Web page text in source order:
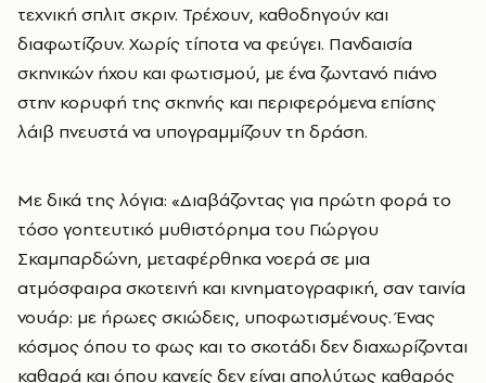
τεχνική σπλιτ σκριν. Τρέχουν, καθοδηγούν και
διαφωτίζουν. Χωρίς τίποτα να φεύγει. Πανδαισία
σκηνικών ήχου και φωτισμού, με ένα ζωντανό πιάνο
στην κορυφή της σκηνής και περιφερόμενα επίσης
λάιβ πνευστά να υπογραμμίζουν τη δράση.
Με δικά της λόγια: «Διαβάζοντας για πρώτη φορά το
τόσο γοητευτικό μυθιστόρημα του Γιώργου
Σκαμπαρδώνη, μεταφέρθηκα νοερά σε μια
ατμόσφαιρα σκοτεινή και κινηματογραφική, σαν ταινία
νουάρ: με ήρωες σκιώδεις, υποφωτισμένους. Ένας
κόσμος όπου το φως και το σκοτάδι δεν διαχωρίζονται
καθαρά και όπου κανείς δεν είναι απολύτως καθαρός